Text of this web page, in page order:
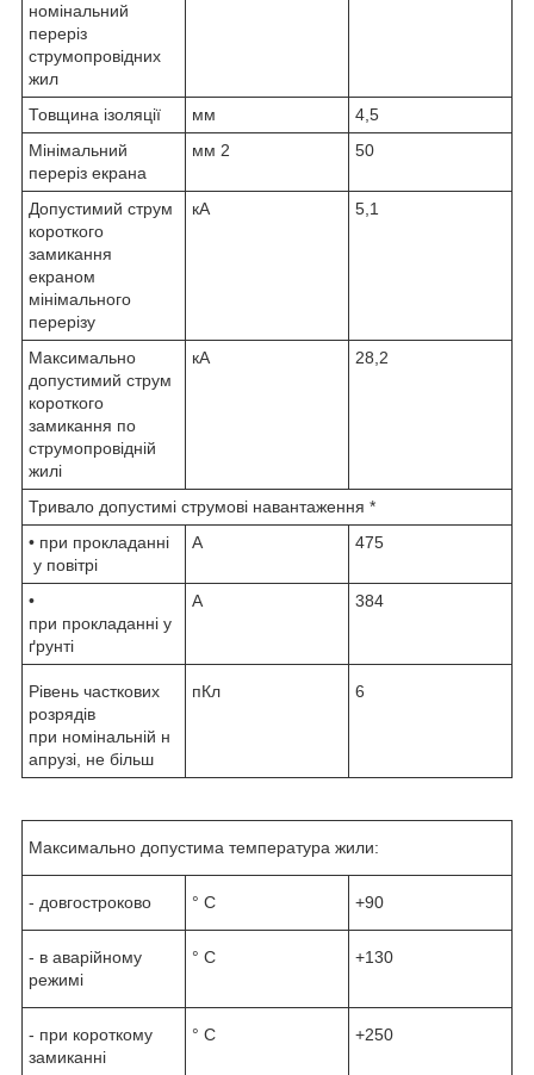
номінальний
переріз
струмопровідних
жил
Товщина ізоляції мм
4,5
Мінімальний
переріз екрана
мм 2 50
Допустимий струм
короткого
замикання
екраном
мінімального
перерізу
кА 5,1
Максимально
допустимий струм
короткого
замикання по
струмопровідній
жилі
кА 28,2
Тривало допустимі струмові навантаження *
• при прокладанні
у повітрі
А 475
•
при прокладанні у
ґрунті
А 384
Рівень часткових
розрядів
при номінальній н
апрузі, не більш
пКл 6
Максимально допустима температура жили:
- довгостроково ° С +90
- в аварійному
режимі
° С +130
- при короткому
замиканні
° С +250